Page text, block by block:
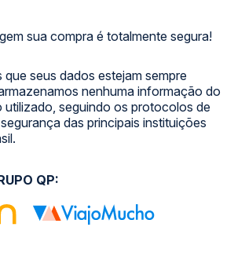
sua compra é totalmente segura!
que seus dados estejam sempre
nenhuma informação do
utilizado, seguindo os protocolos de
das principais instituições
QP: